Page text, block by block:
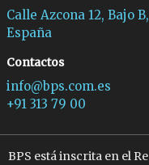
Calle Azcona 12, Bajo
España
Contactos
info@bps.com.es
+91 313 79 00
BPS está inscrita en el